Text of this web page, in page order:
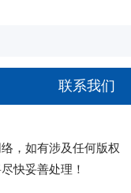
联系我们
，如有涉及任何版权
快妥善处理！